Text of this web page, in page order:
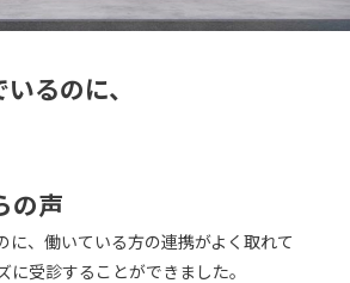
るのに、
の声
に、働いている方の連携がよく取れて
に受診することができました。